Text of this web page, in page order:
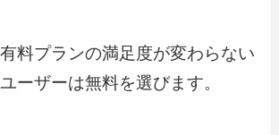
料プランの満足度が変わらない
ーザーは無料を選びます。